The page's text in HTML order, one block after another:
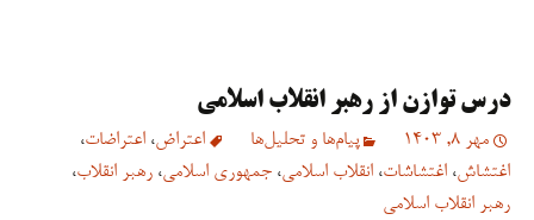
درس توازن از رهبر انقلاب اسلامی
مهر 8, 1403 پیام‌ها و تحلیل‌ها اعتراض، اعتراضات،
اغتشاش، اغتشاشات، انقلاب اسلامی، جمهوری اسلامی، رهبر انقلاب،
رهبر انقلاب اسلامی